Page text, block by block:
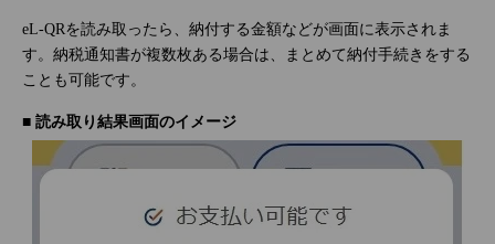
eL-QRを読み取ったら、納付する金額などが画面に表示されま
す。納税通知書が複数枚ある場合は、まとめて納付手続きをする
ことも可能です。
■ 読み取り結果画面のイメージ